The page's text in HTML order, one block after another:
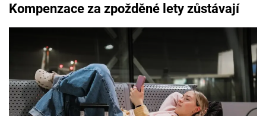
Kompenzace za zpožděné lety zůstávají